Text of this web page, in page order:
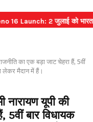
2 जुलाई को भारत में
का एक बड़ा जाट चेहरा हैं, 5वीं
लेकर मैदान में हैं।
नारायण यूपी की
5वीं बार विधायक